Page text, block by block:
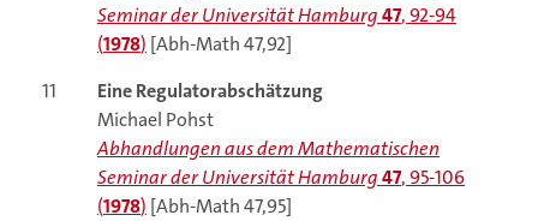
Seminar der Universität Hamburg47, 92-94
(1978) [Abh-Math 47,92]
11
Eine Regulatorabschätzung
Michael Pohst
Abhandlungen aus dem Mathematischen
Seminar der Universität Hamburg47, 95-106
(1978) [Abh-Math 47,95]